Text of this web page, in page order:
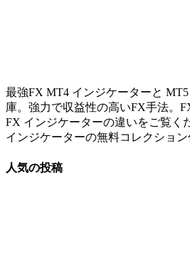
最強FX MT4 インジケーターと
庫。強力で収益性の高いFX手法。
FX インジケーターの違いをご覧く
インジケーターの無料コレクショ
人気の投稿